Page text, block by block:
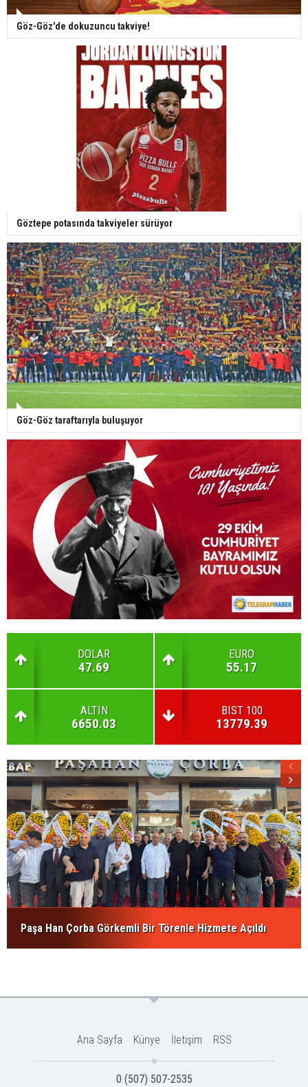
Göz-Göz'de dokuzuncu takviye!
Göztepe potasında takviyeler sürüyor
Göz-Göz taraftarıyla buluşuyor
DOLAR
47.69
EURO
55.17
ALTIN
6650.03
BIST 100
13779.39
Paşa Han Çorba Görkemli Bir Törenle Hizmete Açıldı
Ana Sayfa Künye İletişim RSS
0 (507) 507-2535